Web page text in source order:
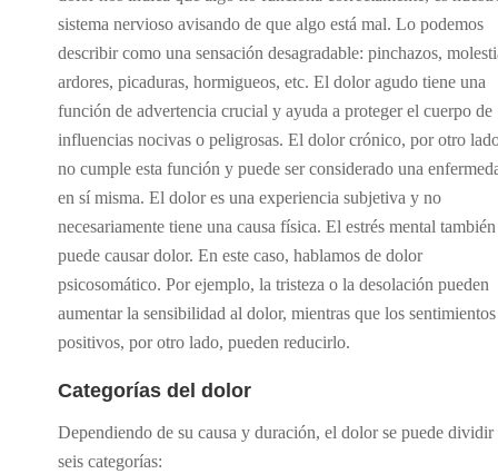
sistema nervioso avisando de que algo está mal. Lo podemos
describir como una sensación desagradable: pinchazos,
ardores, picaduras, hormigueos, etc. El dolor agudo tiene una
función de advertencia crucial y ayuda a proteger el cuerpo de
influencias nocivas o peligrosas. El dolor crónico, por otro
no cumple esta función y puede ser considerado una
en sí misma. El dolor es una experiencia subjetiva y no
necesariamente tiene una causa física. El estrés mental también
puede causar dolor. En este caso, hablamos de dolor
psicosomático. Por ejemplo, la tristeza o la desolación pueden
aumentar la sensibilidad al dolor, mientras que los sentimientos
positivos, por otro lado, pueden reducirlo.
Categorías del dolor
Dependiendo de su causa y duración, el dolor se puede dividir
seis categorías: